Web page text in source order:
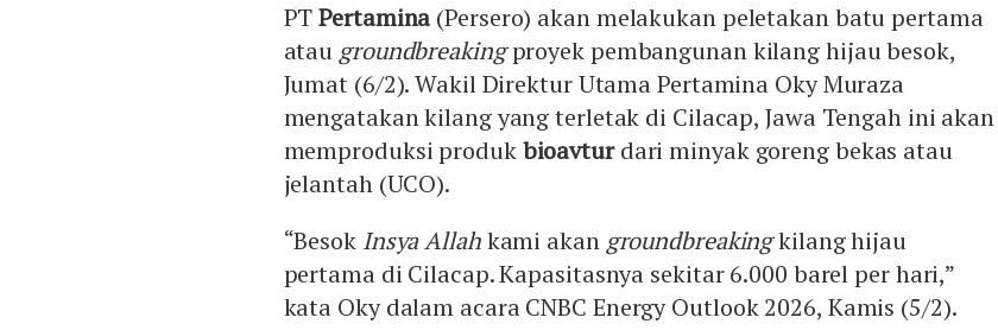
PTPertamina (Persero) akan melakukan peletakan batu pertama
atau groundbreakingproyek pembangunan kilang hijau besok,
Jumat (6/2). Wakil Direktur Utama Pertamina Oky Muraza
mengatakan kilang yang terletak di Cilacap, Jawa Tengah ini akan
memproduksi produkbioavturdari minyak goreng bekas atau
jelantah (UCO).
“Besok Insya Allahkami akan groundbreakingkilang hijau
pertama di Cilacap. Kapasitasnya sekitar 6.000 barel per hari,”
kata Oky dalam acara CNBC Energy Outlook 2026, Kamis (5/2).